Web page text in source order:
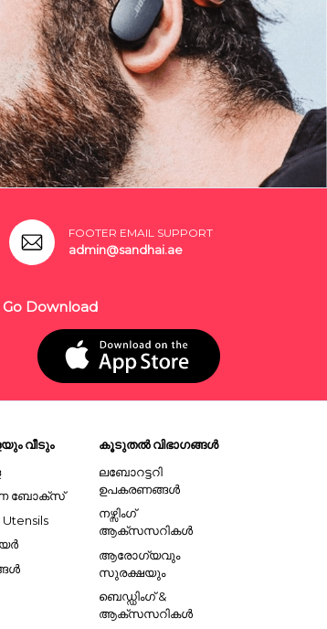
FOOTER EMAIL SUPPORT
admin@sandhai.ae
Download
വീടും
ബോക്സ്
Utensils
കൂടുതൽ വിഭാഗങ്ങൾ
ലബോറട്ടറി
ഉപകരണങ്ങൾ
നഴ്സിംഗ്
ആക്സസറികൾ
ആരോഗ്യവും
സുരക്ഷയും
ബെഡ്ഡിംഗ് &
ആക്സസറികൾ